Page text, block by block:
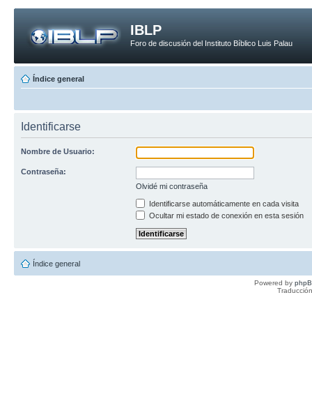
IBLP
Foro de discusión del Instituto Bíblico Luis Palau
Índice general
Identificarse
Nombre de Usuario:
Contraseña:
Olvidé mi contraseña
Identificarse automáticamente en cada visita
Ocultar mi estado de conexión en esta sesión
Índice general
Powered by